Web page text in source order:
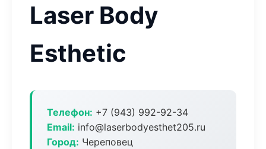
Laser Body
Esthetic
Телефон: +7 (943) 992-92-34
Email: info@laserbodyesthet205.ru
Город: Череповец